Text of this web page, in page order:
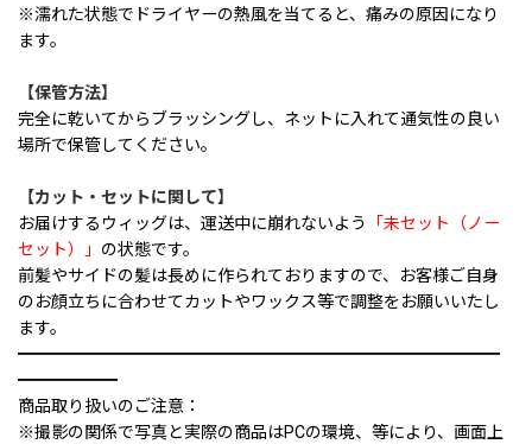
※濡れた状態でドライヤーの熱風を当てると、痛みの原因になり
ます。
【保管方法】
完全に乾いてからブラッシングし、ネットに入れて通気性の良い
場所で保管してください。
【カット・セットに関して】
お届けするウィッグは、運送中に崩れないよう
「未セット（ノー
セット）」 の状態です。
前髪やサイドの髪は長めに作られておりますので、お客様ご自身
のお顔立ちに合わせてカットやワックス等で調整をお願いいたし
ます。
━━━━━━━━━━━━━━━━━━━━━━━━━━━━━
━━━━━━
商品取り扱いのご注意：
※撮影の関係で写真と実際の商品はPCの環境、等により、画面上